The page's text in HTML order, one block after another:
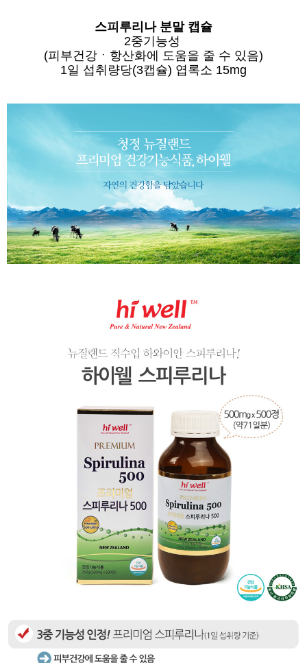
스피루리나 분말 캡슐
2중기능성
(피부건강ㆍ항산화에 도움을 줄 수 있음)
1일 섭취량당(3캡슐) 엽록소 15mg